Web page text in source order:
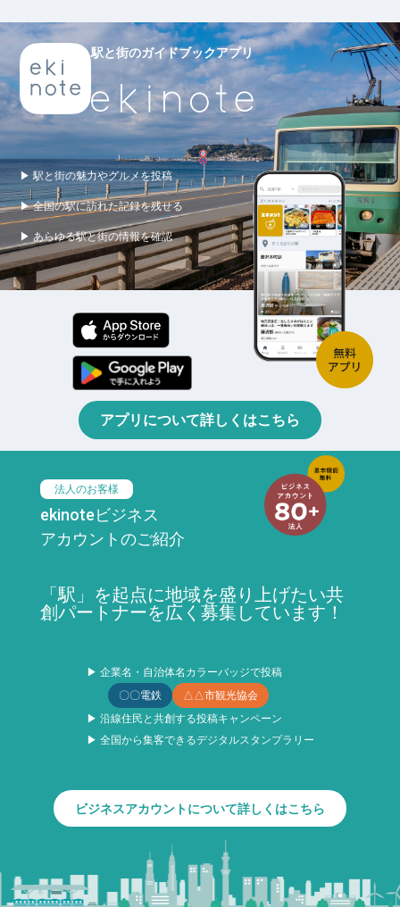
駅と街のガイドブックアプリ
▶ 駅と街の魅力やグルメを投稿
▶ 全国の駅に訪れた記録を残せる
▶ あらゆる駅と街の情報を確認
アプリについて詳しくはこちら
法人のお客様
ekinoteビジネス
アカウントのご紹介
「駅」を起点に地域を盛り上げたい共
創パートナーを広く募集しています！
▶ 企業名・自治体名カラーバッジで投稿
〇〇電鉄
△△市観光協会
▶ 沿線住民と共創する投稿キャンペーン
▶ 全国から集客できるデジタルスタンプラリー
ビジネスアカウントについて詳しくはこちら